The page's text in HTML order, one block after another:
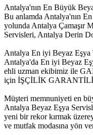
Antalya'nın En Büyük
Bu anlamda Antalya'nın
yolunda Antalya Çamaşır
Servisleri, Antalya Derin
Antalya En iyi Beyaz Eşya
Antalya'da En iyi Beyaz
ehli uzman ekibimiz ile
için İŞÇİLİK GARANTİLİ
Müşteri memnuniyeti en
Antalya Beyaz Eşya
yeni bir rekor kırmak
ve mutfak modasına yön